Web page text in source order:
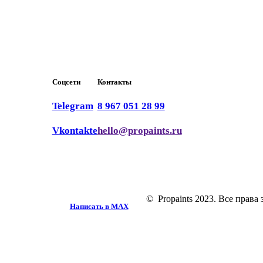
Соцсети
Telegram
Vkontakte
Контакты
8 967 051 28 99
hello@propaints.ru
Написать в MAX
© Propaints 2023. Все